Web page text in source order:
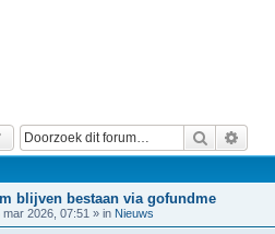
Zoek
blijven bestaan via gofundme
mar 2026, 07:51 » in Nieuws